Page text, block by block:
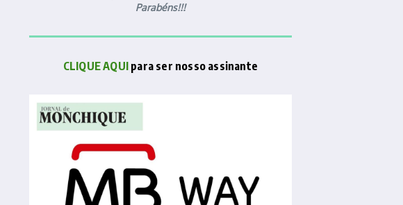
Parabéns!!!
CLIQUE AQUI para ser nosso assinante